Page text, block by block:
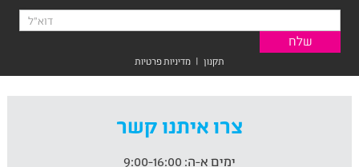
תקנון | מדיניות פרטיות
צרו איתנו קשר
ימים א-ה: